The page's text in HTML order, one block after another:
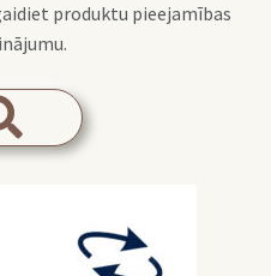
produktu pieejamības